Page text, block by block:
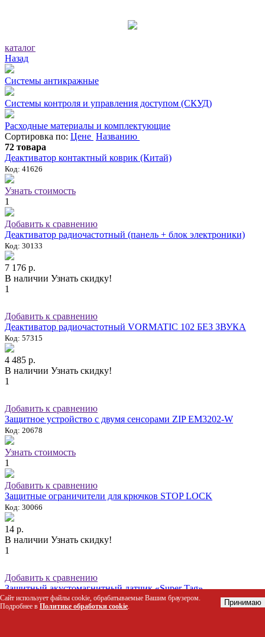
каталог
Назад
Системы антикражные
Системы контроля и управления доступом (СКУД)
Расходные материалы и комплектующие
Сортировка по: Цене Названию
72 товара
Деактиватор контактный коврик (Китай)
Код: 41626
Узнать стоимость
1
Добавить к сравнению
Деактиватор радиочастотный (панель + блок электроники)
Код: 30133
7 176 р.
В наличии Узнать скидку!
1
Добавить к сравнению
Деактиватор радиочастотный VORMATIC 102 БЕЗ ЗВУКА
Код: 57315
4 485 р.
В наличии Узнать скидку!
1
Добавить к сравнению
Защитное устройство с двумя сенсорами ZIP EM3202-W
Код: 20678
Узнать стоимость
1
Добавить к сравнению
Защитные ограничители для крючков STOP LOСK
Код: 30066
14 р.
В наличии Узнать скидку!
1
Добавить к сравнению
Защитный акустомагнитный датчик «Super Tag»
Код: 14500
Сайт использует файлы cookie, обрабатываемые Вашим браузером.
Подробнее в Политике обработки cookie. Принимаю